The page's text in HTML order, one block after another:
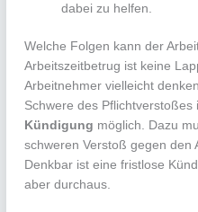
dabei zu helfen.
Welche Folgen kann der
Arbeitszeitbetrug ist keine
Arbeitnehmer vielleicht
Schwere des
Kündigung möglich. Dazu
schweren Verstoß gegen den
Denkbar ist eine fristlose
aber durchaus.